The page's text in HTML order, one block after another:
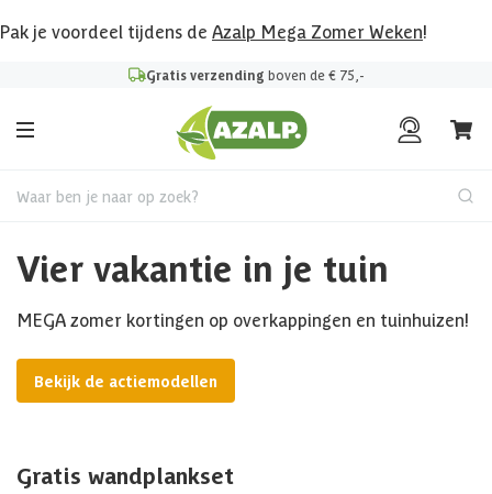
Pak je voordeel tijdens de Azalp Mega Zomer Weken!
Gratis verzending boven de € 75,-
Waar ben je naar op zoek?
Vier vakantie in je tuin
MEGA zomer kortingen op overkappingen en tuinhuizen!
Bekijk de actiemodellen
Gratis wandplankset